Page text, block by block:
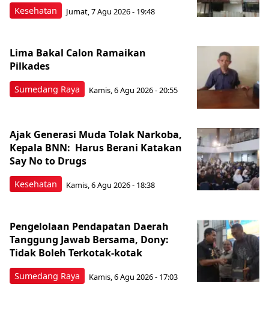
Kesehatan Jumat, 7 Agu 2026 - 19:48
Sumedang Raya
Lima Bakal Calon Ramaikan
Pilkades
Kamis, 6 Agu 2026 - 20:55
Kesehatan
Ajak Generasi Muda Tolak Narkoba,
Kepala BNN: Harus Berani Katakan
Say No to Drugs
Kamis, 6 Agu 2026 - 18:38
Sumedang Raya
Pengelolaan Pendapatan Daerah
Tanggung Jawab Bersama, Dony:
Tidak Boleh Terkotak-kotak
Kamis, 6 Agu 2026 - 17:03